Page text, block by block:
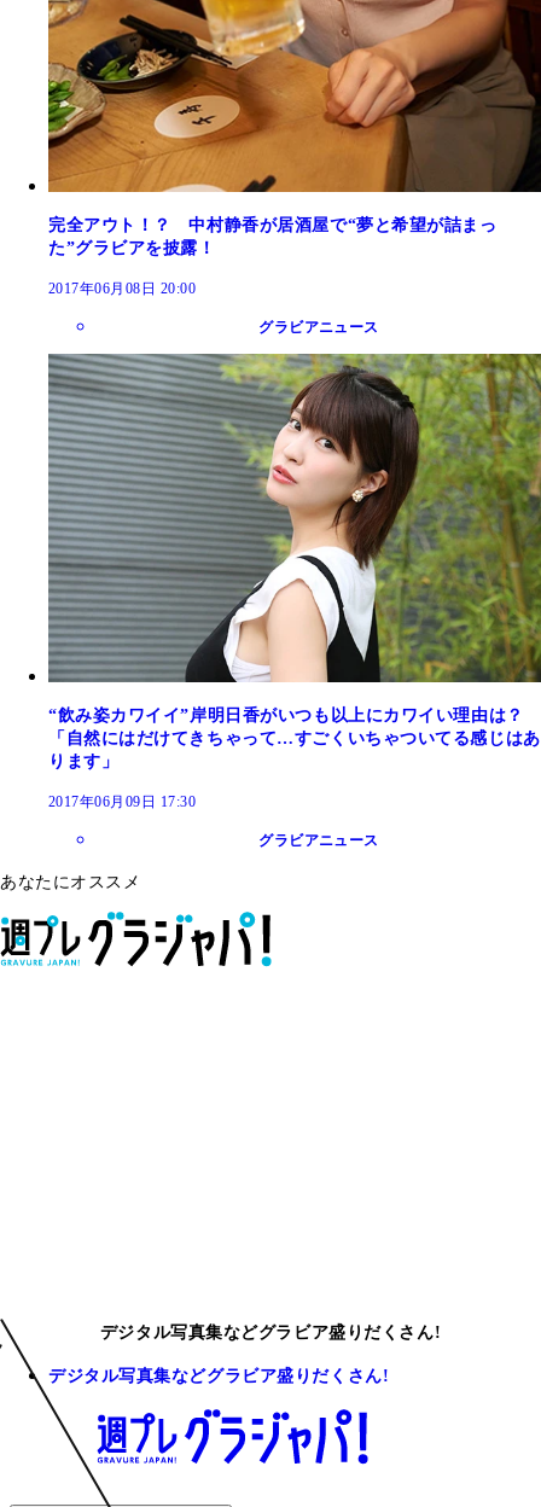
完全アウト！？ 中村静香が居酒屋で“夢と希望が詰まっ
た”グラビアを披露！
2017年06月08日 20:00
グラビアニュース
“飲み姿カワイイ”岸明日香がいつも以上にカワイい理由は？
「自然にはだけてきちゃって…すごくいちゃついてる感じはあ
ります」
2017年06月09日 17:30
グラビアニュース
あなたにオススメ
デジタル写真集などグラビア盛りだくさん!
デジタル写真集などグラビア盛りだくさん!